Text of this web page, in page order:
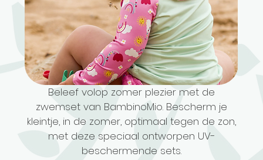
Beleef volop zomer plezier met de
zwemset van BambinoMio. Bescherm je
kleintje, in de zomer, optimaal tegen de zon,
met deze speciaal ontworpen UV-
beschermende sets.